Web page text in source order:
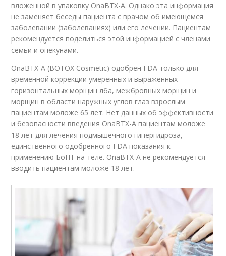
вложенной в упаковку OnaBTX-A. Однако эта информация
не заменяет беседы пациента с врачом об имеющемся
заболевании (заболеваниях) или его лечении. Пациентам
рекомендуется поделиться этой информацией с членами
семьи и опекунами.
OnaBTX-A (BOTOX Cosmetic) одобрен FDA только для
временной коррекции умеренных и выраженных
горизонтальных морщин лба, межбровных морщин и
морщин в области наружных углов глаз взрослым
пациентам моложе 65 лет. Нет данных об эффективности
и безопасности введения OnaBTX-A пациентам моложе
18 лет для лечения подмышечного гипергидроза,
единственного одобренного FDA показания к
применению БоНТ на теле. OnaBTX-A не рекомендуется
вводить пациентам моложе 18 лет.